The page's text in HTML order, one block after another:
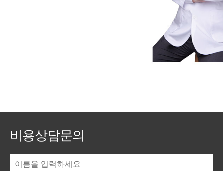
비용상담문의